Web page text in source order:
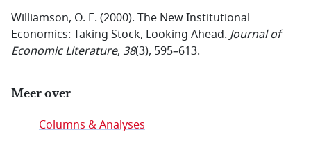
Williamson, O. E. (2000). The New Institutional
Economics: Taking Stock, Looking Ahead. Journal of
Economic Literature, 38(3), 595–613.
Meer over
Columns & Analyses